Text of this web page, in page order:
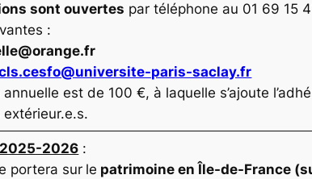
sont ouvertes par téléphone au 01 69 15
:
paris-saclay.fr
est de 100 €, à laquelle s’ajoute
2026 :
portera sur le patrimoine en Île-de-France